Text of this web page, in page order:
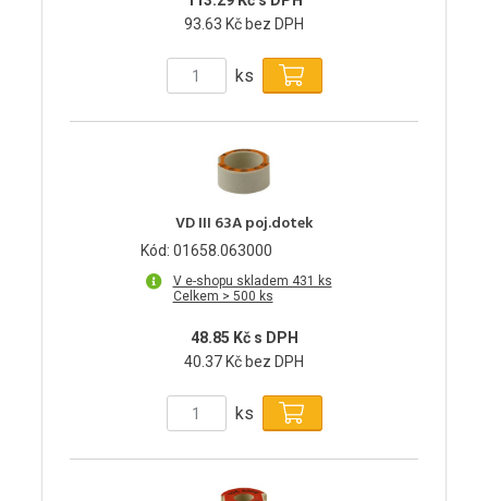
93.63 Kč bez DPH
ks
VD III 63A poj.dotek
Kód: 01658.063000
V e-shopu skladem 431 ks
Celkem > 500 ks
48.85 Kč s DPH
40.37 Kč bez DPH
ks